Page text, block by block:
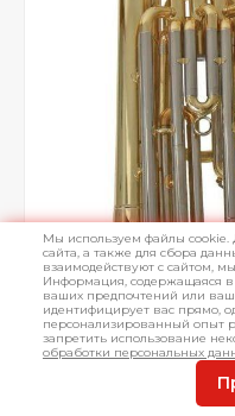
Мы используем файлы
сайта, а также для сбора
взаимодействуют с сайтом,
Информация, содержащаяся в
ваших предпочтений или
идентифицирует вас прямо,
персонализированный опыт
запретить использование
обработки персональных